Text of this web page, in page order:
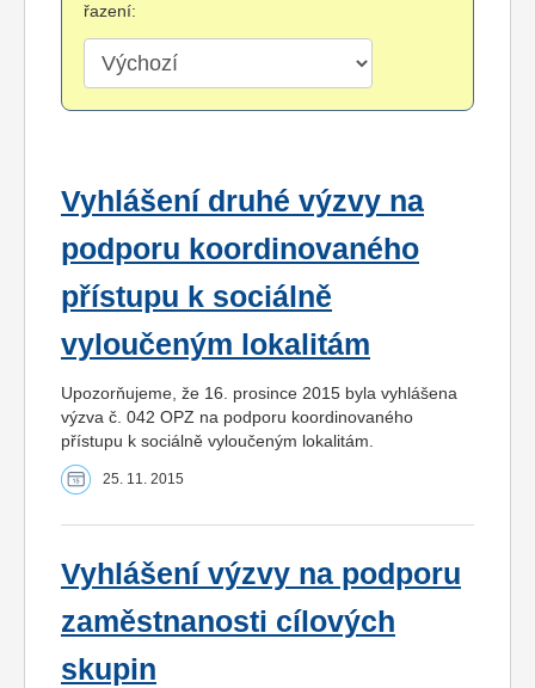
řazení:
Vyhlášení druhé výzvy na
podporu koordinovaného
přístupu k sociálně
vyloučeným lokalitám
Upozorňujeme, že 16. prosince 2015 byla vyhlášena
výzva č. 042 OPZ na podporu koordinovaného
přístupu k sociálně vyloučeným lokalitám.
25. 11. 2015
Vyhlášení výzvy na podporu
zaměstnanosti cílových
skupin